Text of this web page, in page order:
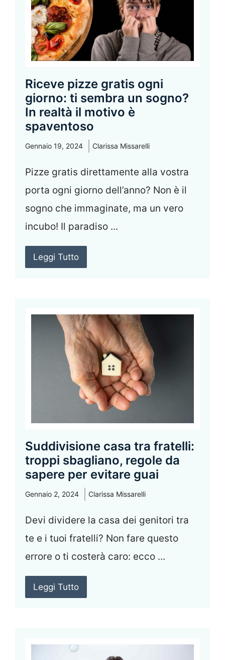
Riceve pizze gratis ogni
giorno: ti sembra un sogno?
In realtà il motivo è
spaventoso
Gennaio 19, 2024 Clarissa Missarelli
Pizze gratis direttamente alla vostra
porta ogni giorno dell’anno? Non è il
sogno che immaginate, ma un vero
incubo! Il paradiso ...
Leggi Tutto
Suddivisione casa tra fratelli:
troppi sbagliano, regole da
sapere per evitare guai
Gennaio 2, 2024 Clarissa Missarelli
Devi dividere la casa dei genitori tra
te e i tuoi fratelli? Non fare questo
errore o ti costerà caro: ecco ...
Leggi Tutto